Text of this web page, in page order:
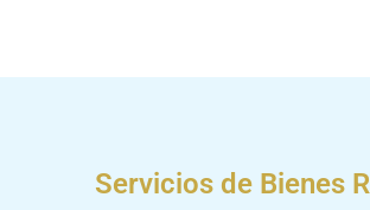
Servicios de Bienes